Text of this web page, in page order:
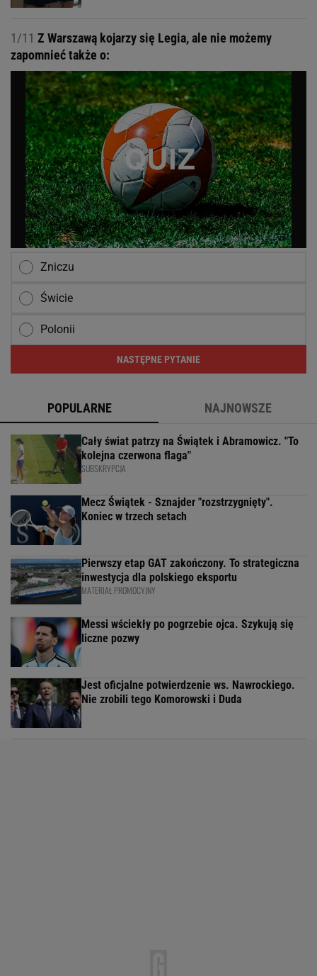
1/11 Z Warszawą kojarzy się Legia, ale nie możemy
zapomnieć także o:
Zniczu
Świcie
Polonii
NASTĘPNE PYTANIE
POPULARNE NAJNOWSZE
Cały świat patrzy na Świątek i Abramowicz. "To
kolejna czerwona flaga"
SUBSKRYPCJA
Mecz Świątek - Sznajder "rozstrzygnięty".
Koniec w trzech setach
Pierwszy etap GAT zakończony. To strategiczna
inwestycja dla polskiego eksportu
MATERIAŁ PROMOCYJNY
Messi wściekły po pogrzebie ojca. Szykują się
liczne pozwy
Jest oficjalne potwierdzenie ws. Nawrockiego.
Nie zrobili tego Komorowski i Duda